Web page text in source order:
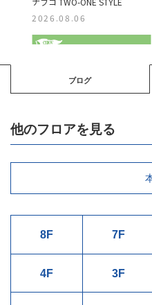
ブログ
他のフロアを見る
8F 7F
4F 3F